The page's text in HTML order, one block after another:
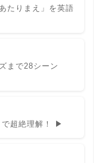
たりまえ」を英語
まで28シーン
で超絶理解！ ▶